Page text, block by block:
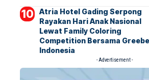
Atria Hotel Gading Serpong
Rayakan Hari Anak Nasional
Lewat Family Coloring
Competition Bersama
Indonesia
- Advertisement -